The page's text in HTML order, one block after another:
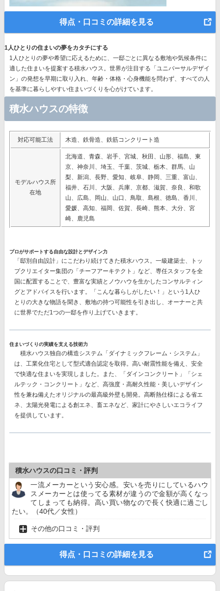
得点・口コミの詳細を見る
1人ひとりの住まいの夢をカタチにする
1人ひとりの夢や希望に応えるために、一邸ごとに異なる敷地や気候条件に
適した住まいを提案する積水ハウス。世界が注目する 「ユニバーサルデザイ
ン」の発想を早期に取り入れ、年齢・体格・心身機能を問わず、すべての人
を基準に暮らしやすい住まいづくりを心がけています。
積水ハウスの特徴
対応可能工法 木造、鉄骨造、鉄筋コンクリート造
モデルハウス所
在地
北海道、青森、岩手、宮城、秋田、山形、福島、東
京、神奈川、埼玉、千葉、茨城、栃木、群馬、山
梨、新潟、長野、愛知、岐阜、静岡、三重、富山、
福井、石川、大阪、兵庫、京都、滋賀、奈良、和歌
山、広島、岡山、山口、鳥取、島根、徳島、香川、
愛媛、高知、福岡、佐賀、長崎、熊本、大分、宮
崎、鹿児島
プロがサポートする自由な設計とデザイン力
「邸別自由設計」 にこだわり続けてきた積水ハウス。一級建築士、トッ
プクリエイター集団の 「チーフアーキテクト」 など、専任スタッフを全
国に配置することで、豊富な実績とノウハウを生かしたコンサルティン
グとアドバイスを行います。「こんな暮らしがしたい！」という1人ひ
とりの大きな物語を聞き、敷地の持つ可能性を引き出し、オーナーと共
に世界でただ1つの一邸を作り上げていきます。
住まいづくりの実績を支える技術力
積水ハウス独自の構造システム 「ダイナミックフレーム・システム」
は、工業化住宅として型式適合認定を取得。高い耐震性能を備え、安全
で快適な住まいを実現しました。また、
「ダインコンクリート」「シェ
ルテック・コンクリート」 など、高強度・高耐久性能・美しいデザイン
性を兼ね備えたオリジナルの最高級外壁も開発。高断熱仕様による省エ
ネ、太陽光発電による創エネ、畜エネなど、家計にやさしいエコライフ
を提供しています。
積水ハウスの口コミ・評判
一流メーカーという安心感。安いを売りにしているハウ
スメーカーとは使ってる素材が違うので金額が高くなっ
てしまっても納得。高い買い物なので長く快適に過ごし
たい。（40代／女性）
その他の口コミ・評判
得点・口コミの詳細を見る